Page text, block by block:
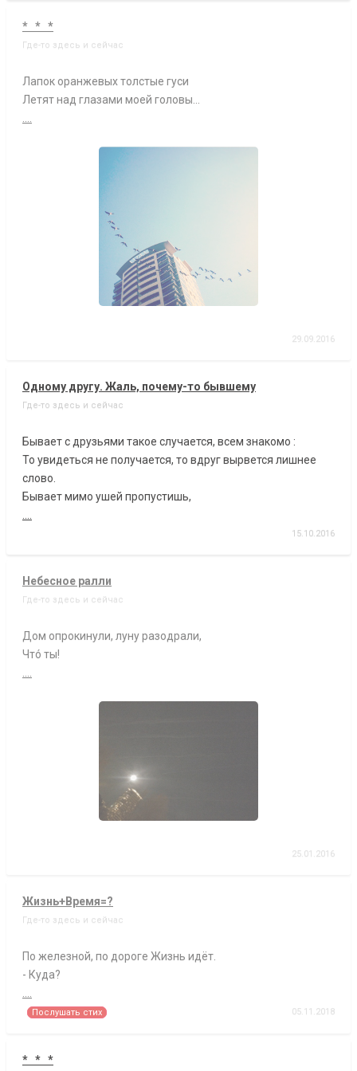
* * *
Где-то здесь и сейчас
Лапок оранжевых толстые гуси
Летят над глазами моей головы...
29.09.2016
Одному другу. Жаль, почему-то бывшему
Где-то здесь и сейчас
Бывает с друзьями такое случается, всем знакомо :
То увидеться не получается, то вдруг вырвется лишнее
слово.
Бывает мимо ушей пропустишь,
15.10.2016
Небесное ралли
Где-то здесь и сейчас
Дом опрокинули, луну разодрали,
Чтó ты!
25.01.2016
Жизнь+Время=?
Где-то здесь и сейчас
По железной, по дороге Жизнь идёт.
- Куда?
Послушать стих 05.11.2018
* * *